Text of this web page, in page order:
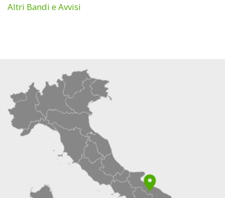
Altri Bandi e Avvisi